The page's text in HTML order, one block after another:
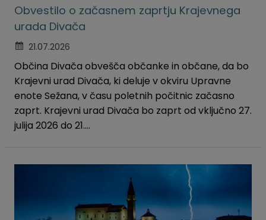
Obvestilo o začasnem zaprtju Krajevnega
urada Divača
21.07.2026
Občina Divača obvešča občanke in občane, da bo
Krajevni urad Divača, ki deluje v okviru Upravne
enote Sežana, v času poletnih počitnic začasno
zaprt. Krajevni urad Divača bo zaprt od vključno 27.
julija 2026 do 21....